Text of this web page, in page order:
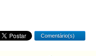
Comentário(s)